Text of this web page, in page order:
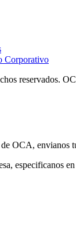
Corporativo
reservados.
OCA, envianos
especificanos